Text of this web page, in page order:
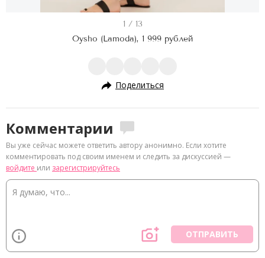
1
3
1 / 13
Oysho (Lamoda), 1 999 рублей
Поделиться
Комментарии
Вы уже сейчас можете ответить автору анонимно. Если хотите
комментировать под своим именем и следить за дискуссией —
войдите или зарегистрируйтесь
ОТПРАВИТЬ